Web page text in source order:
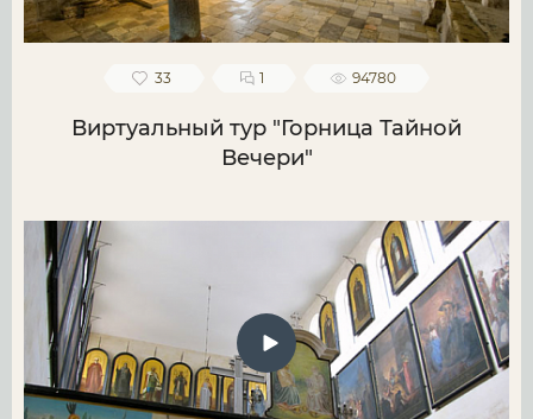
33 1 94780
Виртуальный тур "Горница Тайной
Вечери"